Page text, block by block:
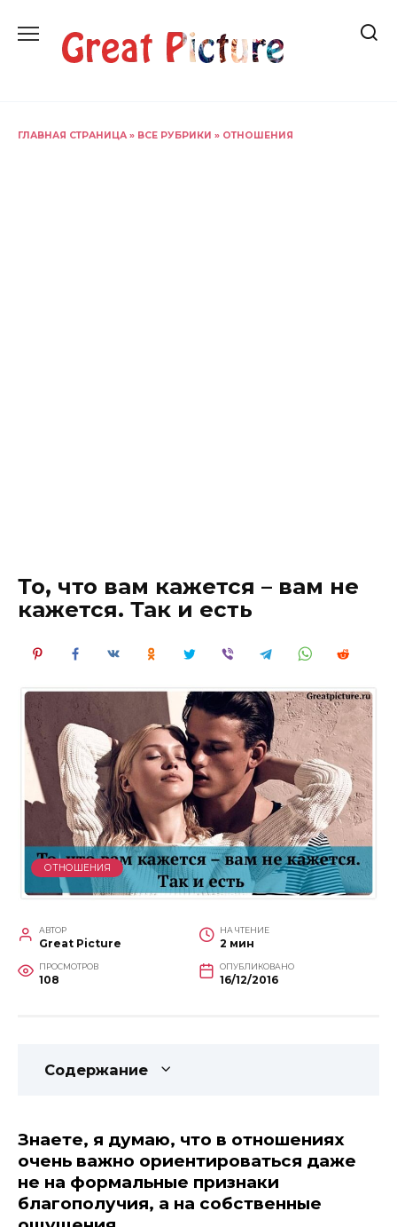
содержанию
ГЛАВНАЯ СТРАНИЦА » ВСЕ РУБРИКИ » ОТНОШЕНИЯ
То, что вам кажется – вам не
кажется. Так и есть
ОТНОШЕНИЯ
АВТОР
Great Picture
НА ЧТЕНИЕ
2 мин
ПРОСМОТРОВ
108
ОПУБЛИКОВАНО
16/12/2016
Содержание
Знаете, я думаю, что в отношениях
очень важно ориентироваться даже
не на формальные признаки
благополучия, а на собственные